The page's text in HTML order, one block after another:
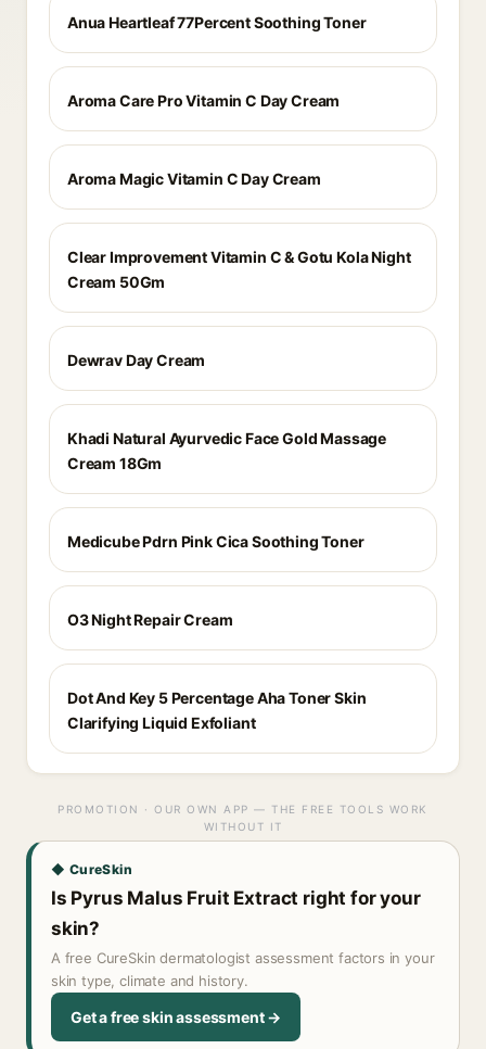
Anua Heartleaf 77Percent Soothing Toner
Aroma Care Pro Vitamin C Day Cream
Aroma Magic Vitamin C Day Cream
Clear Improvement Vitamin C & Gotu Kola Night
Cream 50Gm
Dewrav Day Cream
Khadi Natural Ayurvedic Face Gold Massage
Cream 18Gm
Medicube Pdrn Pink Cica Soothing Toner
O3 Night Repair Cream
Dot And Key 5 Percentage Aha Toner Skin
Clarifying Liquid Exfoliant
PROMOTION · OUR OWN APP — THE FREE TOOLS WORK
WITHOUT IT
◆ CureSkin
Is Pyrus Malus Fruit Extract right for your
skin?
A free CureSkin dermatologist assessment factors in your
skin type, climate and history.
Get a free skin assessment →